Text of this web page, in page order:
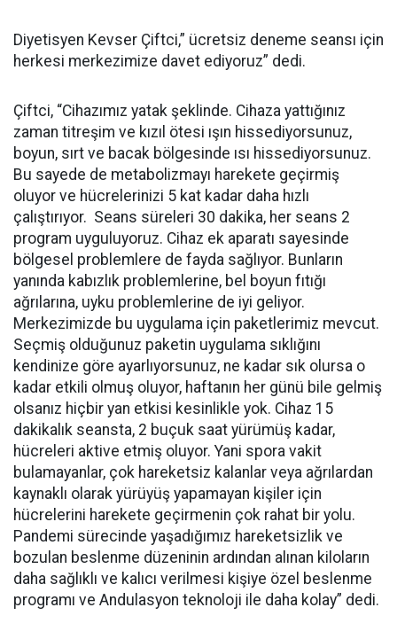
Diyetisyen Kevser Çiftci,” ücretsiz deneme seansı için
herkesi merkezimize davet ediyoruz” dedi.
Çiftci, “Cihazımız yatak şeklinde. Cihaza yattığınız
zaman titreşim ve kızıl ötesi ışın hissediyorsunuz,
boyun, sırt ve bacak bölgesinde ısı hissediyorsunuz.
Bu sayede de metabolizmayı harekete geçirmiş
oluyor ve hücrelerinizi 5 kat kadar daha hızlı
çalıştırıyor. Seans süreleri 30 dakika, her seans 2
program uyguluyoruz. Cihaz ek aparatı sayesinde
bölgesel problemlere de fayda sağlıyor. Bunların
yanında kabızlık problemlerine, bel boyun fıtığı
ağrılarına, uyku problemlerine de iyi geliyor.
Merkezimizde bu uygulama için paketlerimiz mevcut.
Seçmiş olduğunuz paketin uygulama sıklığını
kendinize göre ayarlıyorsunuz, ne kadar sık olursa o
kadar etkili olmuş oluyor, haftanın her günü bile gelmiş
olsanız hiçbir yan etkisi kesinlikle yok. Cihaz 15
dakikalık seansta, 2 buçuk saat yürümüş kadar,
hücreleri aktive etmiş oluyor. Yani spora vakit
bulamayanlar, çok hareketsiz kalanlar veya ağrılardan
kaynaklı olarak yürüyüş yapamayan kişiler için
hücrelerini harekete geçirmenin çok rahat bir yolu.
Pandemi sürecinde yaşadığımız hareketsizlik ve
bozulan beslenme düzeninin ardından alınan kiloların
daha sağlıklı ve kalıcı verilmesi kişiye özel beslenme
programı ve Andulasyon teknoloji ile daha kolay” dedi.